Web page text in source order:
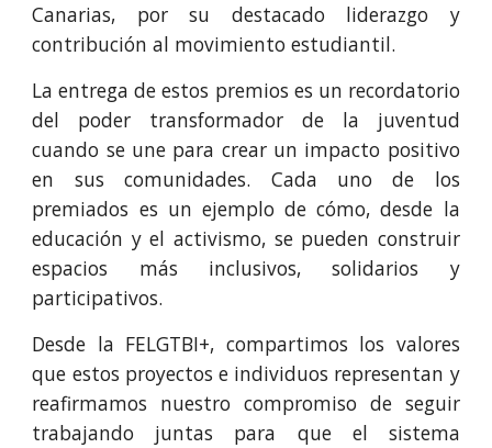
Canarias, por su destacado liderazgo y
contribución al movimiento estudiantil.
La entrega de estos premios es un recordatorio
del poder transformador de la juventud
cuando se une para crear un impacto positivo
en sus comunidades. Cada uno de los
premiados es un ejemplo de cómo, desde la
educación y el activismo, se pueden construir
espacios más inclusivos, solidarios y
participativos.
Desde la FELGTBI+, compartimos los valores
que estos proyectos e individuos representan y
reafirmamos nuestro compromiso de seguir
trabajando juntas para que el sistema